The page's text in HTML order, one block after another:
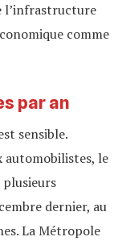
l’infrastructure
comme
par an
sensible.
automobilistes, le
dernier, au
La Métropole